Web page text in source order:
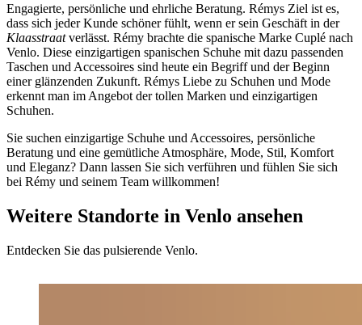
Engagierte, persönliche und ehrliche Beratung. Rémys Ziel ist es,
dass sich jeder Kunde schöner fühlt, wenn er sein Geschäft in der
Klaasstraatverlässt. Rémy brachte die spanische Marke Cuplé nach
Venlo. Diese einzigartigen spanischen Schuhe mit dazu passenden
Taschen und Accessoires sind heute ein Begriff und der Beginn
einer glänzenden Zukunft. Rémys Liebe zu Schuhen und Mode
erkennt man im Angebot der tollen Marken und einzigartigen
Schuhen.
Sie suchen einzigartige Schuhe und Accessoires, persönliche
Beratung und eine gemütliche Atmosphäre, Mode, Stil, Komfort
und Eleganz? Dann lassen Sie sich verführen und fühlen Sie sich
bei Rémy und seinem Team willkommen!
Weitere Standorte in Venlo ansehen
Entdecken Sie das pulsierende Venlo.